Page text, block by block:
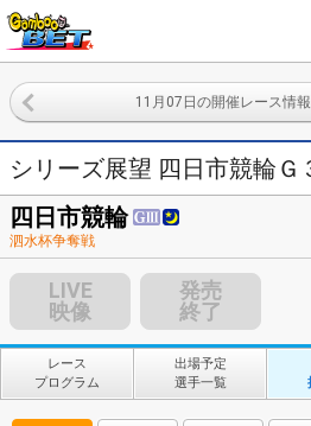
11月07日の開催レース情
シリーズ展望 四日市競輪Ｇ
四日市競輪
泗水杯争奪戦
LIVE
映像
発売
終了
レース
プログラム
出場予定
選手一覧